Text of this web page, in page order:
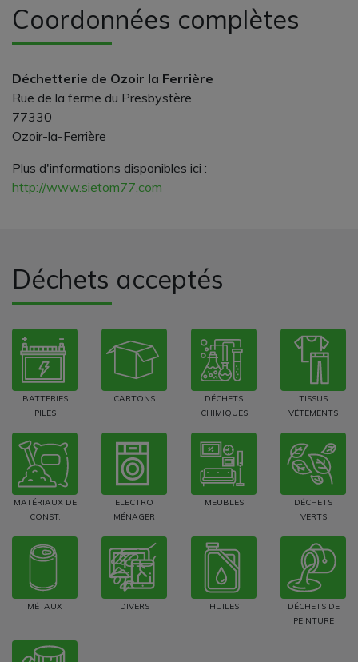
Coordonnées complètes
Déchetterie de Ozoir la Ferrière
Rue de la ferme du Presbystère
77330
Ozoir-la-Ferrière
Plus d'informations disponibles ici :
http://www.sietom77.com
Déchets acceptés
BATTERIES
PILES
CARTONS
DÉCHETS
CHIMIQUES
TISSUS
VÊTEMENTS
MATÉRIAUX DE
CONST.
ELECTRO
MÉNAGER
MEUBLES
DÉCHETS
VERTS
MÉTAUX DIVERS HUILES
DÉCHETS DE
PEINTURE